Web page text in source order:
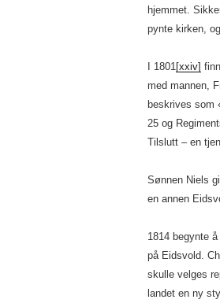
hjemmet.
pynte kirken,
I 1801[xxiv]
med mannen,
beskrives som
25 og
Tilslutt – en
Sønnen Niels
en annen
1814 begynte
på Eidsvold.
skulle velges
landet en ny